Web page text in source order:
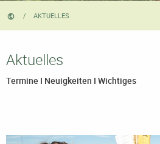
CURRENT:
AKTUELLES
Aktuelles
Termine I Neuigkeiten I Wichtiges